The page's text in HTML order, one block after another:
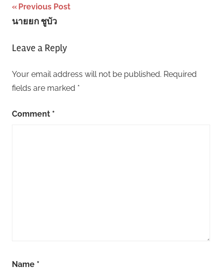
Post
navigation
Previous Post
นายยก ชูบัว
Leave a Reply
Your email address will not be published. Required
fields are marked *
Comment *
Name *